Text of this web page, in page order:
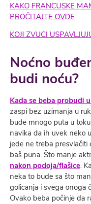
KAKO FRANCUSKE
PROČITAJTE OVDE
KOJI ZVUCI
Noćno
budi noću?
Kada se beba probudi
zaspi bez uzimanja u
bude mnogo puta u
navika da ih uvek neko
jede ne treba presvlačiti
baš puna. Što manje
nakon podoja/flašice.
neka to bude sa što
golicanja i svega onoga
Ovako beba počinje da